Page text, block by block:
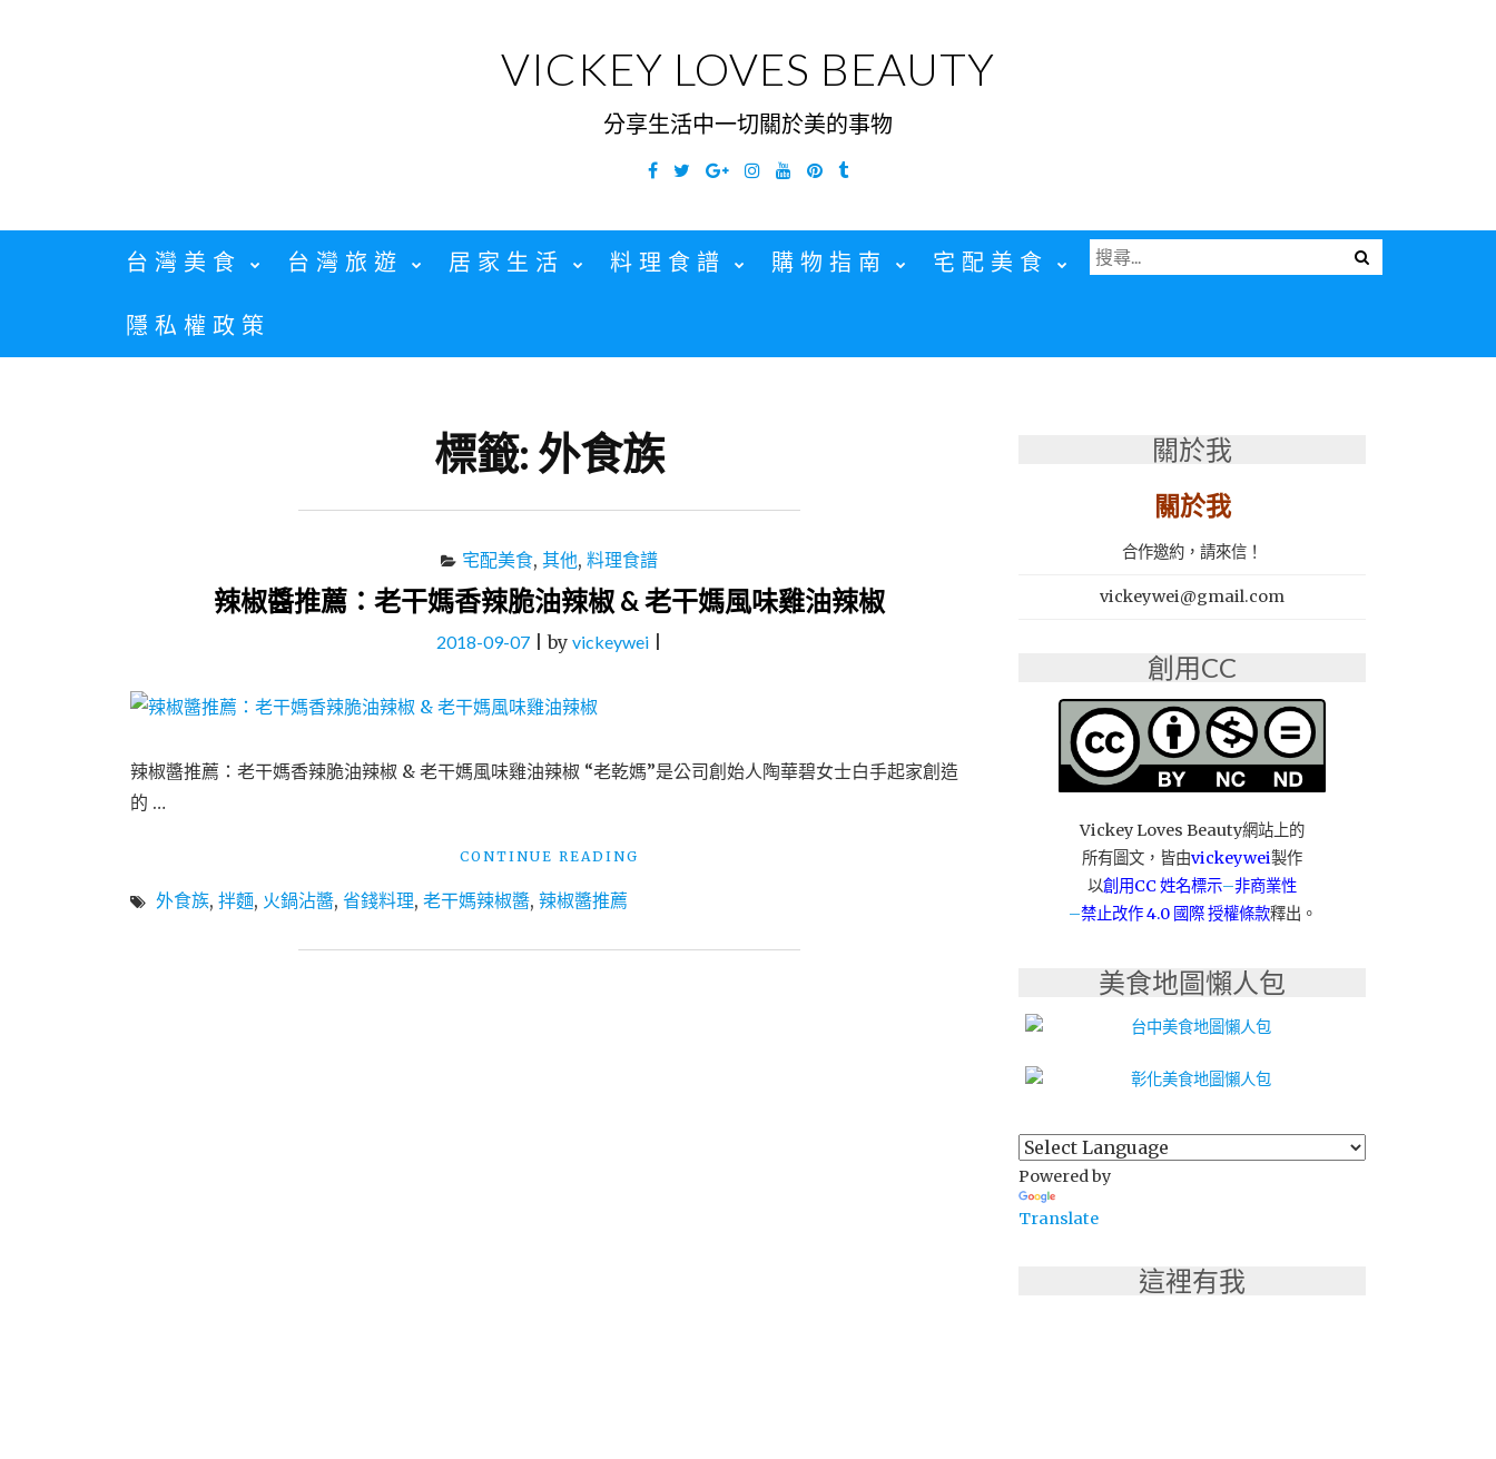
VICKEY LOVES BEAUTY
分享生活中一切關於美的事物
Facebook
TwitterGoogleInstagramYouTubePinterest
Tumblr
台灣美食 台灣旅遊 居家生活 料理食譜 購物指南 宅配美食
隱私權政策
Menu
搜
尋
標籤: 外食族
宅配美食, 其他, 料理食譜
辣椒醬推薦：老干媽香辣脆油辣椒 & 老干媽風味雞油辣椒
2018-09-07 |by vickeywei
辣椒醬推薦：老干媽香辣脆油辣椒 & 老干媽風味雞油辣椒 “老乾媽”是公司創始人陶華碧女士白手起家創造
的 …
CONTINUE READING
薦：
外食族, 拌麵, 火鍋沾醬, 省錢料理, 老干媽辣椒醬, 辣椒醬推薦
關於我
關於我
合作邀約，請來信！
vickeywei@gmail.com
創用CC
Vickey Loves Beauty網站上的
所有圖文，皆由vickeywei製作
以創用CC 姓名標示–非商業性
–禁止改作4.0 國際 授權條款釋出。
美食地圖懶人包
Powered by
Translate
這裡有我